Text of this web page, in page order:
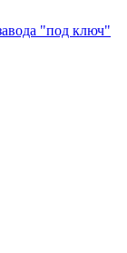
"под ключ"